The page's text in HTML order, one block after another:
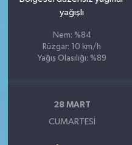
yağışlı
Nem: %84
Rüzgar: 10 km/h
Yağış Olasılığı: %89
28 MART
CUMARTESI